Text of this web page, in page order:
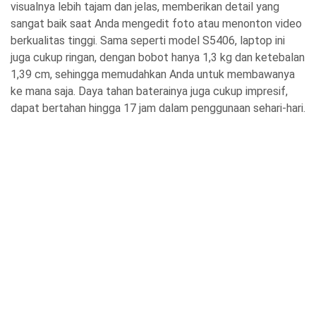
visualnya lebih tajam dan jelas, memberikan detail yang
sangat baik saat Anda mengedit foto atau menonton video
berkualitas tinggi. Sama seperti model S5406, laptop ini
juga cukup ringan, dengan bobot hanya 1,3 kg dan ketebalan
1,39 cm, sehingga memudahkan Anda untuk membawanya
ke mana saja. Daya tahan baterainya juga cukup impresif,
dapat bertahan hingga 17 jam dalam penggunaan sehari-hari.